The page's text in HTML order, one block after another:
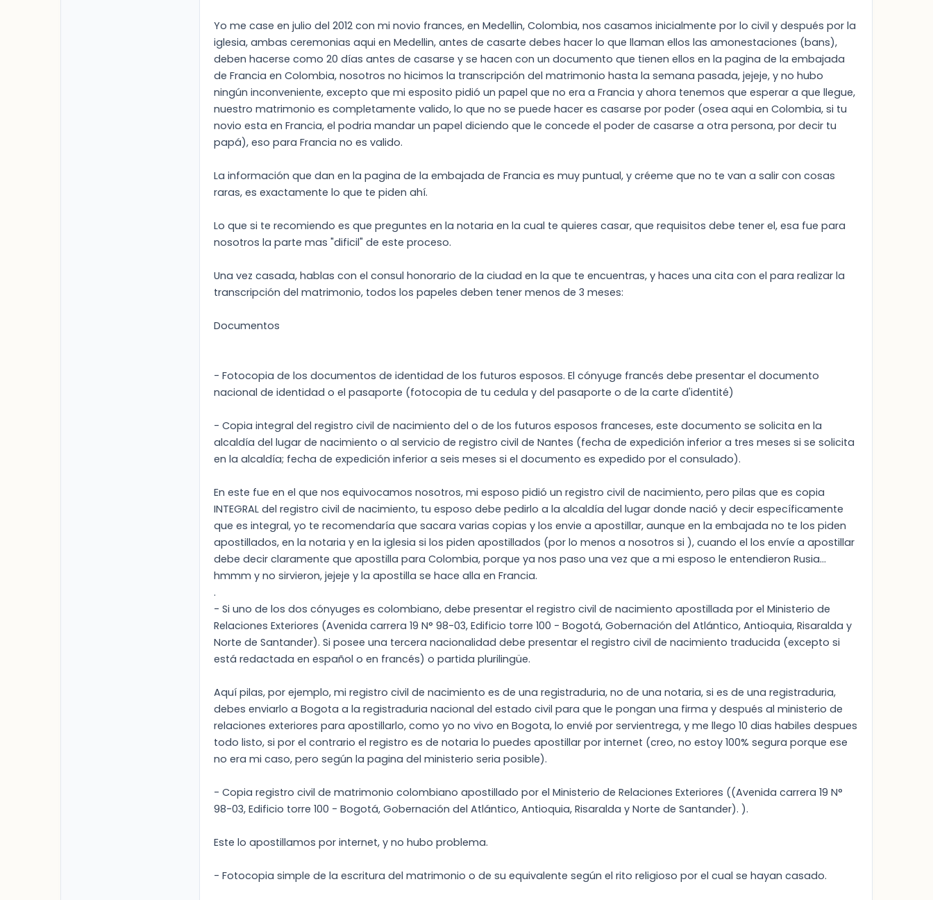
Yo me case en julio del 2012 con mi novio frances, en Medellin, Colombia, nos casamos inicialmente por lo civil y después por la
iglesia, ambas ceremonias aqui en Medellin, antes de casarte debes hacer lo que llaman ellos las amonestaciones (bans),
deben hacerse como 20 días antes de casarse y se hacen con un documento que tienen ellos en la pagina de la embajada
de Francia en Colombia, nosotros no hicimos la transcripción del matrimonio hasta la semana pasada, jejeje, y no hubo
ningún inconveniente, excepto que mi esposito pidió un papel que no era a Francia y ahora tenemos que esperar a que llegue,
nuestro matrimonio es completamente valido, lo que no se puede hacer es casarse por poder (osea aqui en Colombia, si tu
novio esta en Francia, el podria mandar un papel diciendo que le concede el poder de casarse a otra persona, por decir tu
papá), eso para Francia no es valido.
La información que dan en la pagina de la embajada de Francia es muy puntual, y créeme que no te van a salir con cosas
raras, es exactamente lo que te piden ahí.
Lo que si te recomiendo es que preguntes en la notaria en la cual te quieres casar, que requisitos debe tener el, esa fue para
nosotros la parte mas "dificil" de este proceso.
Una vez casada, hablas con el consul honorario de la ciudad en la que te encuentras, y haces una cita con el para realizar la
transcripción del matrimonio, todos los papeles deben tener menos de 3 meses:
Documentos
- Fotocopia de los documentos de identidad de los futuros esposos. El cónyuge francés debe presentar el documento
nacional de identidad o el pasaporte (fotocopia de tu cedula y del pasaporte o de la carte d'identité)
- Copia integral del registro civil de nacimiento del o de los futuros esposos franceses, este documento se solicita en la
alcaldía del lugar de nacimiento o al servicio de registro civil de Nantes (fecha de expedición inferior a tres meses si se solicita
en la alcaldía; fecha de expedición inferior a seis meses si el documento es expedido por el consulado).
En este fue en el que nos equivocamos nosotros, mi esposo pidió un registro civil de nacimiento, pero pilas que es copia
INTEGRAL del registro civil de nacimiento, tu esposo debe pedirlo a la alcaldía del lugar donde nació y decir específicamente
que es integral, yo te recomendaría que sacara varias copias y los envie a apostillar, aunque en la embajada no te los piden
apostillados, en la notaria y en la iglesia si los piden apostillados (por lo menos a nosotros si ), cuando el los envíe a apostillar
debe decir claramente que apostilla para Colombia, porque ya nos paso una vez que a mi esposo le entendieron Rusia...
hmmm y no sirvieron, jejeje y la apostilla se hace alla en Francia.
.
- Si uno de los dos cónyuges es colombiano, debe presentar el registro civil de nacimiento apostillada por el Ministerio de
Relaciones Exteriores (Avenida carrera 19 N° 98-03, Edificio torre 100 - Bogotá, Gobernación del Atlántico, Antioquia, Risaralda y
Norte de Santander). Si posee una tercera nacionalidad debe presentar el registro civil de nacimiento traducida (excepto si
está redactada en español o en francés) o partida plurilingüe.
Aquí pilas, por ejemplo, mi registro civil de nacimiento es de una registraduria, no de una notaria, si es de una registraduria,
debes enviarlo a Bogota a la registraduria nacional del estado civil para que le pongan una firma y después al ministerio de
relaciones exteriores para apostillarlo, como yo no vivo en Bogota, lo envié por servientrega, y me llego 10 dias habiles despues
todo listo, si por el contrario el registro es de notaria lo puedes apostillar por internet (creo, no estoy 100% segura porque ese
no era mi caso, pero según la pagina del ministerio seria posible).
- Copia registro civil de matrimonio colombiano apostillado por el Ministerio de Relaciones Exteriores ((Avenida carrera 19 N°
98-03, Edificio torre 100 - Bogotá, Gobernación del Atlántico, Antioquia, Risaralda y Norte de Santander). ).
Este lo apostillamos por internet, y no hubo problema.
- Fotocopia simple de la escritura del matrimonio o de su equivalente según el rito religioso por el cual se hayan casado.